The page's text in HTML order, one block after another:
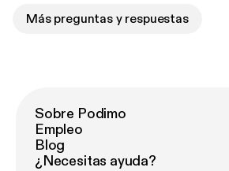
Más preguntas y respuestas
Sobre Podimo
Empleo
Blog
¿Necesitas ayuda?